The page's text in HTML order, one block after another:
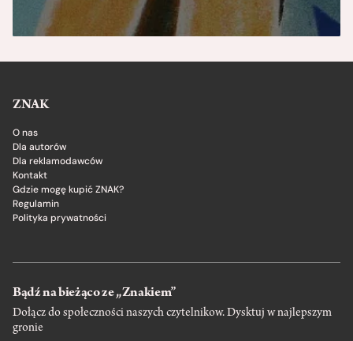
ZNAK
O nas
Dla autorów
Dla reklamodawców
Kontakt
Gdzie mogę kupić ZNAK?
Regulamin
Polityka prywatności
Bądź na bieżąco ze „Znakiem”
Dołącz do społeczności naszych czytelnikow. Dysktuj w najlepszym
gronie